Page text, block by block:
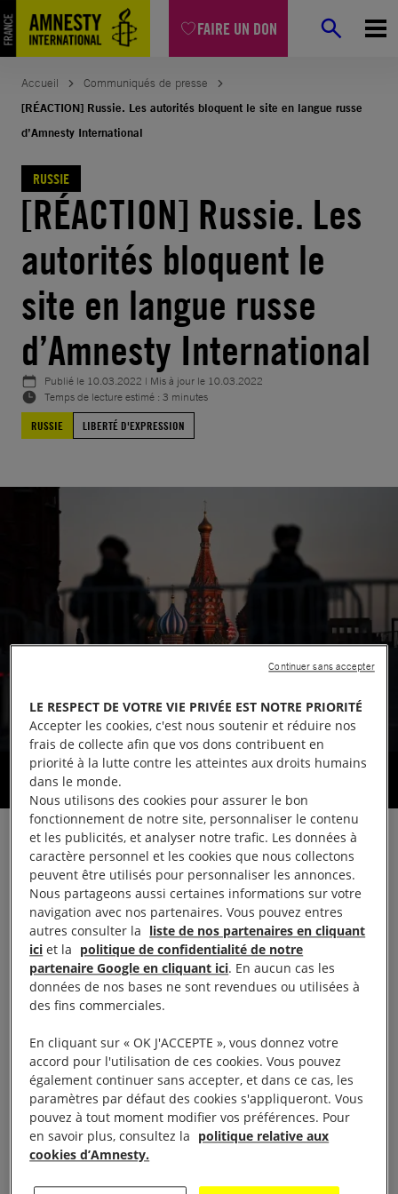
FAIRE UN DON
Aller
au
contenu
Accueil
Communiqués de presse
[RÉACTION] Russie. Les autorités bloquent le site en langue russe
d’Amnesty International
RUSSIE
[RÉACTION] Russie. Les
autorités bloquent le
site en langue russe
d’Amnesty International
Publié le 10.03.2022 | Mis à jour le 10.03.2022
Temps de lecture estimé : 3 minutes
RUSSIE
LIBERTÉ D'EXPRESSION
Deux policiers russes dans l'ombre bloquent l'accès à la place Rouge à Moscou
le 2 mars 2022 /
© Kirill Kudryavtsev via AFP
En réaction à la décision prise par les autorités
russes de bloquer l’accès au site Internet en langue
russe d’Amnesty International, dans le cadre de
l’offensive du Kremlin contre la liberté d’expression
qui fait suite à l’invasion de l’Ukraine par la Russie,
Marie Struthers, directrice pour l’Europe de l’Est et
l’Asie centrale à Amnesty International, a déclaré :
«La population russe a le droit de rechercher, de
recevoir et de transmettre des informations et des
idées de toute sorte et depuis toutes les sources
possibles. En bloquant l’accès au site Internet en
langue russe d’Amnesty International, ainsi qu’aux
sites de nombreuses autres organisations de
défense des droits humains, de médias
LE RESPECT DE VOTRE VIE PRIVÉE EST NOTRE PRIORITÉ
Accepter les cookies, c'est nous soutenir et réduire nos
frais de collecte afin que vos dons contribuent en
priorité à la lutte contre les atteintes aux droits humains
dans le monde.
Nous utilisons des cookies pour assurer le bon
fonctionnement de notre site, personnaliser le contenu
et les publicités, et analyser notre trafic. Les données à
caractère personnel et les cookies que nous collectons
peuvent être utilisés pour personnaliser les annonces.
Nous partageons aussi certaines informations sur votre
navigation avec nos partenaires. Vous pouvez entres
autres consulter la liste de nos partenaires en cliquant
ici et la politique de confidentialité de notre
partenaire Google en cliquant ici. En aucun cas les
données de nos bases ne sont revendues ou utilisées à
des fins commerciales.
En cliquant sur « OK J'ACCEPTE », vous donnez votre
accord pour l'utilisation de ces cookies. Vous pouvez
également continuer sans accepter, et dans ce cas, les
paramètres par défaut des cookies s'appliqueront. Vous
pouvez à tout moment modifier vos préférences. Pour
en savoir plus, consultez la politique relative aux
cookies d’Amnesty.
Continuer sans accepter